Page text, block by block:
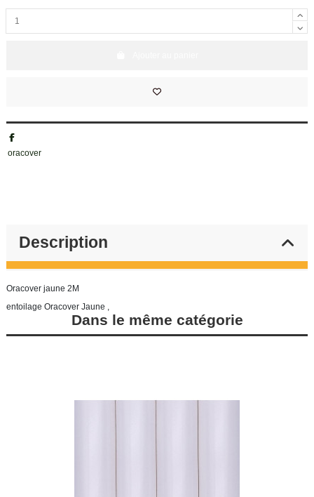
oracover
Description
Oracover jaune 2M
entoilage Oracover Jaune ,
Dans le même catégorie